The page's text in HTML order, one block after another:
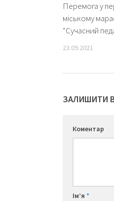
Перемога у
міському
“Сучасний
23.09.2021
ЗАЛИШИТИ
Коментар
Ім’я *